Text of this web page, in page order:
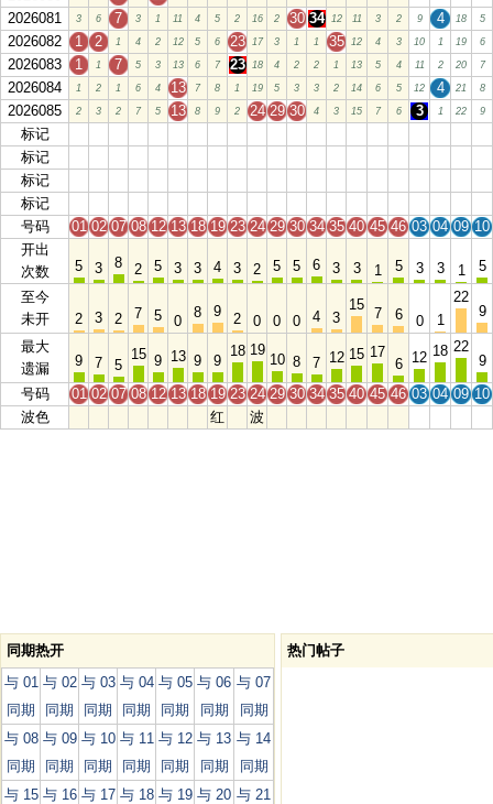
2026081 3 6 7 3 1 11 4 5 2 16 2 30 34 12 11 3 2 9 4 18 5
2026082 1 2 1 4 2 12 5 6 23 17 3 1 1 35 12 4 3 10 1 19 6
2026083 1 1 7 5 3 13 6 7 23 18 4 2 2 1 13 5 4 11 2 20 7
2026084 1 2 1 6 4 13 7 8 1 19 5 3 3 2 14 6 5 12 4 21 8
2026085 2 3 2 7 5 13 8 9 2 24 29 30 4 3 15 7 6 3 1 22 9
标记
标记
标记
标记
号码
01 02 07 08 12 13 18 19 23 24 29 30 34 35 40 45 46 03 04 09 10
开出
次数
5 3 8 2 5 3 3 4 3 2 5 5 6 3 3 1 5 3 3 1
5
至今
未开
2 3 2 7 5 0
8 9 2 0 0 0 4 3
15
7 6 0 1
22
9
最大
遗漏
9 7 5
15 9 13 9 9
18 19
10 8 7 12 15 17
6 12 18 22
9
号码
01 02 07 08 12 13 18 19 23 24 29 30 34 35 40 45 46 03 04 09 10
波色
红 波
同期热开
与 01
同期
与 02
同期
与 03
同期
与 04
同期
与 05
同期
与 06
同期
与 07
同期
与 08
同期
与 09
同期
与 10
同期
与 11
同期
与 12
同期
与 13
同期
与 14
同期
与 15 与 16 与 17 与 18 与 19 与 20 与 21
热门帖子